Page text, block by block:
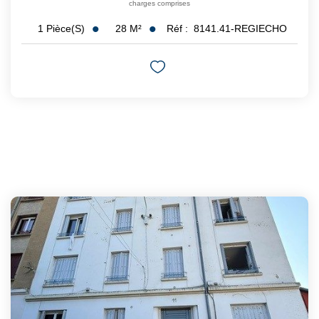
charges comprises
1 Pièce(s) 28 M² Réf : 8141.41-REGIECHO